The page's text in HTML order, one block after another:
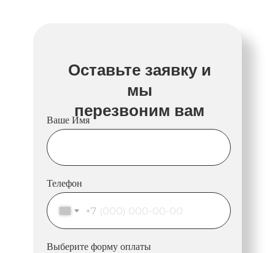
Оставьте заявку и
мы
перезвоним вам
Ваше Имя
Телефон
+7
Выберите форму оплаты